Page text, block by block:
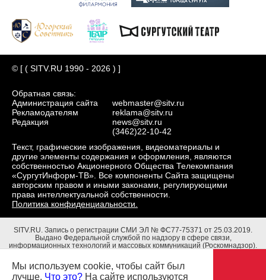
© [ ( SITV.RU 1990 - 2026 ) ]
Обратная связь:
Администрация сайта
Рекламодателям
Редакция
webmaster@sitv.ru
reklama@sitv.ru
news@sitv.ru
(3462)22-10-42
Текст, графические изображения, видеоматериалы и
другие элементы содержания и оформления, являются
собственностью Акционерного Общества Телекомпания
«СургутИнформ-ТВ». Все компоненты Сайта защищены
авторским правом и иными законами, регулирующими
права интеллектуальной собственности.
Политика конфиденциальности.
SITV.RU. Запись о регистрации СМИ ЭЛ № ФС77-75371 от 25.03.2019.
Выдано Федеральной службой по надзору в сфере связи,
информационных технологий и массовых коммуникаций (Роскомнадзор).
Адрес редакции: 628403, Тюменская обл., ХМАО - Югра, г. Сургут, ул.
Маяковского, д. 16. Главный редактор: Чубенко В.Л.
Мы используем cookie, чтобы сайт был
лучше. Что это? На сайте используются